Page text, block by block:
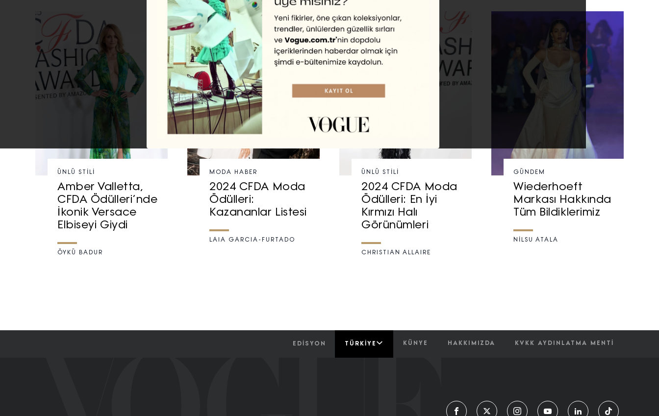
ÜNLÜ STILI
Amber Valletta,
CFDA Ödülleri’nde
İkonik Versace
Elbiseyi Giydi
ÖYKÜ BADUR
MODA HABER
2024 CFDA Moda
Ödülleri:
Kazananlar Listesi
LAIA GARCIA-FURTADO
ÜNLÜ STILI
2024 CFDA Moda
Ödülleri: En İyi
Kırmızı Halı
Görünümleri
CHRISTIAN ALLAIRE
GÜNDEM
Wiederhoeft
Markası Hakkında
Tüm Bildiklerimiz
NILSU ATALA
EDİSYON TÜRKIYE KÜNYE HAKKIMIZDA KVKK AYDINLATMA MENTI